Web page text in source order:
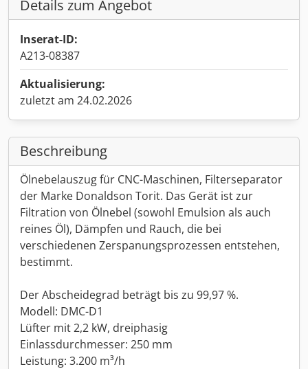
Details zum Angebot
Inserat-ID:
A213-08387
Aktualisierung:
zuletzt am 24.02.2026
Beschreibung
Ölnebelauszug für CNC-Maschinen, Filterseparator
der Marke Donaldson Torit. Das Gerät ist zur
Filtration von Ölnebel (sowohl Emulsion als auch
reines Öl), Dämpfen und Rauch, die bei
verschiedenen Zerspanungsprozessen entstehen,
bestimmt.
Der Abscheidegrad beträgt bis zu 99,97 %.
Modell: DMC-D1
Lüfter mit 2,2 kW, dreiphasig
Einlassdurchmesser: 250 mm
Leistung: 3.200 m³/h